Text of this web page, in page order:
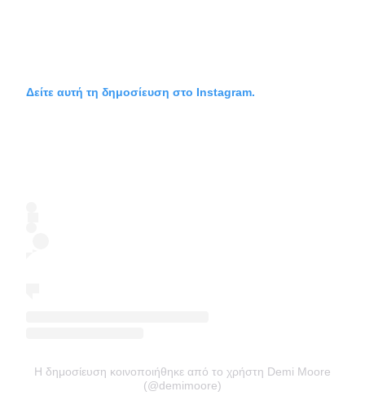
Δείτε αυτή τη δημοσίευση στο Instagram.
Η δημοσίευση κοινοποιήθηκε από το χρήστη Demi Moore
(@demimoore)